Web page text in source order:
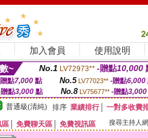
加入會員 使用說明
~ No.1 LV72973** -贈點10,000
點7,000點 No.5 LV77023** -贈點6,000
點3,000 點 No.8 LV75677** -贈點3,000
普通級(清純) 排序 業績排行│ 一對多收費
區 免費聊天區 免費視訊區 搜尋主持人